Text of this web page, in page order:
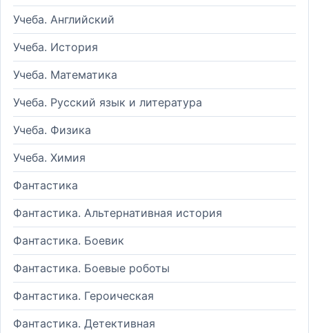
Учеба. Английский
Учеба. История
Учеба. Математика
Учеба. Русский язык и литература
Учеба. Физика
Учеба. Химия
Фантастика
Фантастика. Альтернативная история
Фантастика. Боевик
Фантастика. Боевые роботы
Фантастика. Героическая
Фантастика. Детективная